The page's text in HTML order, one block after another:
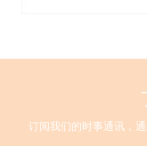
订阅我们的时事通讯，